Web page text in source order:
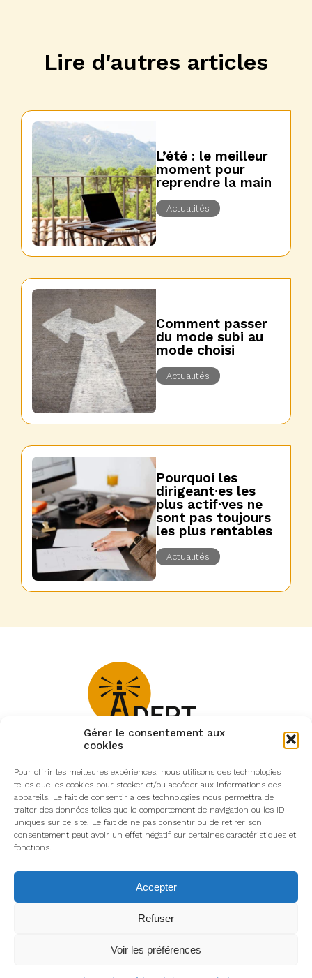
Gérer le consentement aux
cookies
Pour offrir les meilleures expériences, nous utilisons des technologies
telles que les cookies pour stocker et/ou accéder aux informations des
appareils. Le fait de consentir à ces technologies nous permettra de
traiter des données telles que le comportement de navigation ou les ID
uniques sur ce site. Le fait de ne pas consentir ou de retirer son
consentement peut avoir un effet négatif sur certaines caractéristiques et
fonctions.
Accepter
Refuser
Voir les préférences
Lire d'autres articles
L’été : le meilleur
moment pour
reprendre la main
Actualités
Comment passer
du mode subi au
mode choisi
Actualités
Pourquoi les
dirigeant·es les
plus actif·ves ne
sont pas toujours
les plus rentables
Actualités
pour Commerçant, Profession libérale,
Restaurateur, Artisan…
42 rue Bellevue, 64200 Biarritz